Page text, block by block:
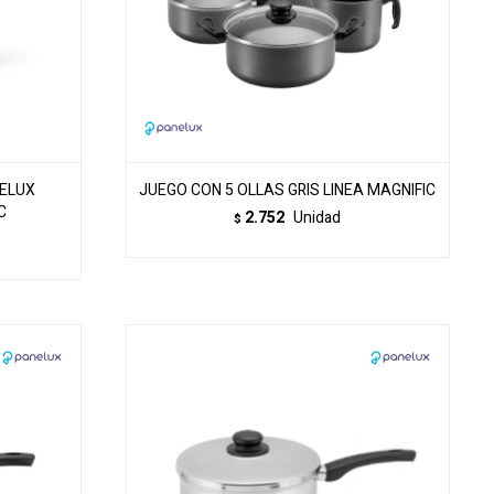
JUEGO CON 5 OLLAS GRIS LINEA MAGNIFIC
$ 2.752 Unidad